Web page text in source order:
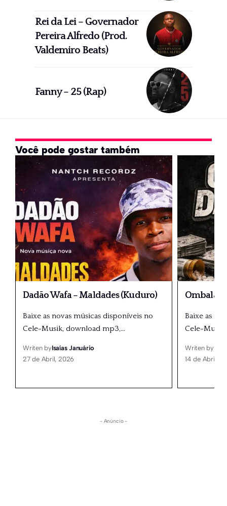
Rei da Lei – Governador
Pereira Alfredo (Prod.
Valdemiro Beats)
Fanny – 25 (Rap)
Você pode gostar também
Dadão Wafa – Maldades (Kuduro)
Baixe as novas músicas disponíveis no
Cele-Musik, download mp3,…
Writen byIsaías Januário
27 de Abril, 2026
Ombala
Baixe as
Cele-
Writen by
14 de Abril,
- Anúncio -